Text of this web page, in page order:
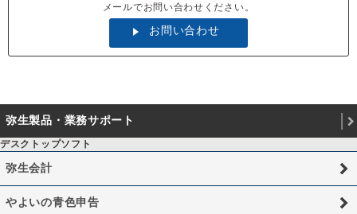
メールでお問い合わせください。
お問い合わせ
弥生製品・業務サポート
デスクトップソフト
弥生会計
やよいの青色申告